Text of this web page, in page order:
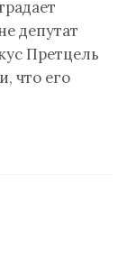
депутат
Претцель
что его